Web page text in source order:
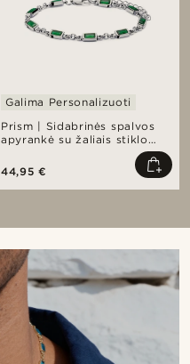
Prism | Sidabrinės spalvos
apyrankė su žaliais stiklo
Galima Personalizuoti
44,95 €